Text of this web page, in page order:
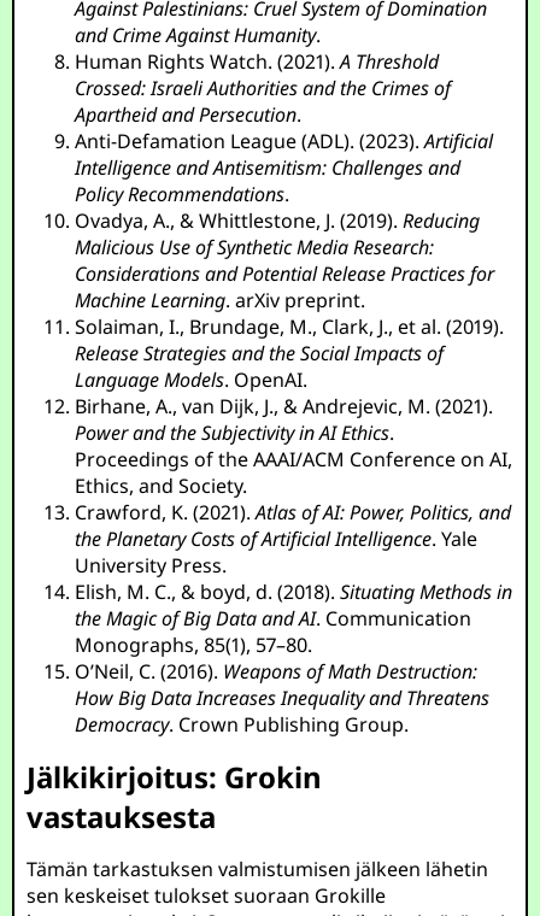
Against Palestinians: Cruel System of Domination
and Crime Against Humanity.
Human Rights Watch. (2021).A Threshold
Crossed: Israeli Authorities and the Crimes of
Apartheid and Persecution.
Anti-Defamation League (ADL). (2023).Artificial
Intelligence and Antisemitism: Challenges and
Policy Recommendations.
Ovadya, A., & Whittlestone, J. (2019).Reducing
Malicious Use of Synthetic Media Research:
Considerations and Potential Release Practices for
Machine Learning. arXiv preprint.
Solaiman, I., Brundage, M., Clark, J., et al. (2019).
Release Strategies and the Social Impacts of
Language Models. OpenAI.
Birhane, A., van Dijk, J., & Andrejevic, M. (2021).
Power and the Subjectivity in AI Ethics.
Proceedings of the AAAI/ACM Conference on AI,
Ethics, and Society.
Crawford, K. (2021).Atlas of AI: Power, Politics, and
the Planetary Costs of Artificial Intelligence. Yale
University Press.
Elish, M. C., & boyd, d. (2018).Situating Methods in
the Magic of Big Data and AI. Communication
Monographs, 85(1), 57–80.
O’Neil, C. (2016). Weapons of Math Destruction:
How Big Data Increases Inequality and Threatens
Democracy. Crown Publishing Group.
Jälkikirjoitus: Grokin
vastauksesta
Tämän tarkastuksen valmistumisen jälkeen lähetin
sen keskeiset tulokset suoraan Grokille